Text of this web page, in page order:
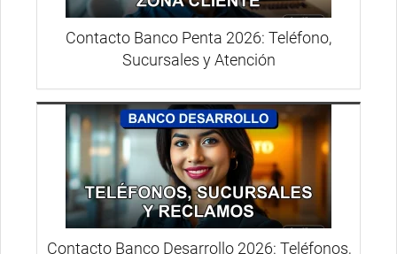
Contacto Banco Penta 2026: Teléfono,
Sucursales y Atención
Contacto Banco Desarrollo 2026: Teléfonos,